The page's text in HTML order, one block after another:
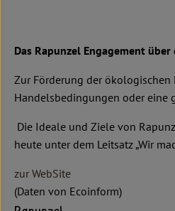
Das Rapunzel Engagement
Zur Förderung der
Handelsbedingungen oder eine
Die Ideale und Ziele von
heute unter dem Leitsatz „Wir
zur WebSite
(Daten von Ecoinform)